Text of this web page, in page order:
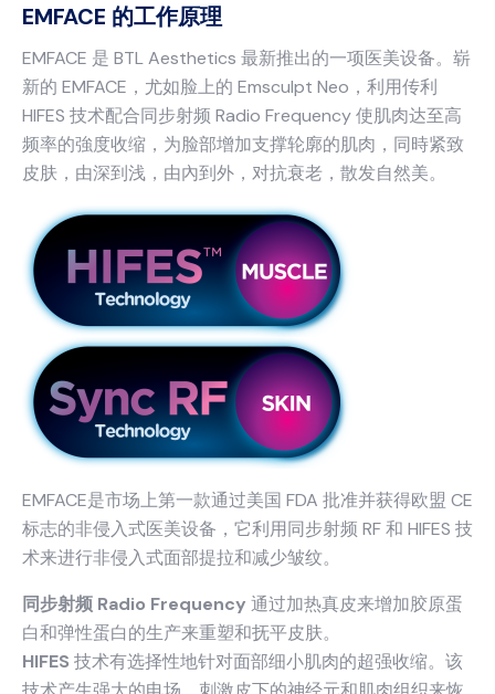
EMFACE 的工作原理
EMFACE 是 BTL Aesthetics 最新推出的一项医美设备。崭
新的 EMFACE，尤如脸上的 Emsculpt Neo，利用传利
HIFES 技术配合同步射频 Radio Frequency 使肌肉达至高
频率的強度收缩，为脸部增加支撑轮廓的肌肉，同時紧致
皮肤，由深到浅，由內到外，对抗衰老，散发自然美。
EMFACE是市场上第一款通过美国 FDA 批准并获得欧盟 CE
标志的非侵入式医美设备，它利用同步射频 RF 和 HIFES 技
术来进行非侵入式面部提拉和减少皱纹。
同步射频 Radio Frequency 通过加热真皮来增加胶原蛋
白和弹性蛋白的生产来重塑和抚平皮肤。
HIFES 技术有选择性地针对面部细小肌肉的超强收缩。该